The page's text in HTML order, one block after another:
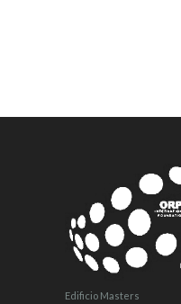
Edificio Masters